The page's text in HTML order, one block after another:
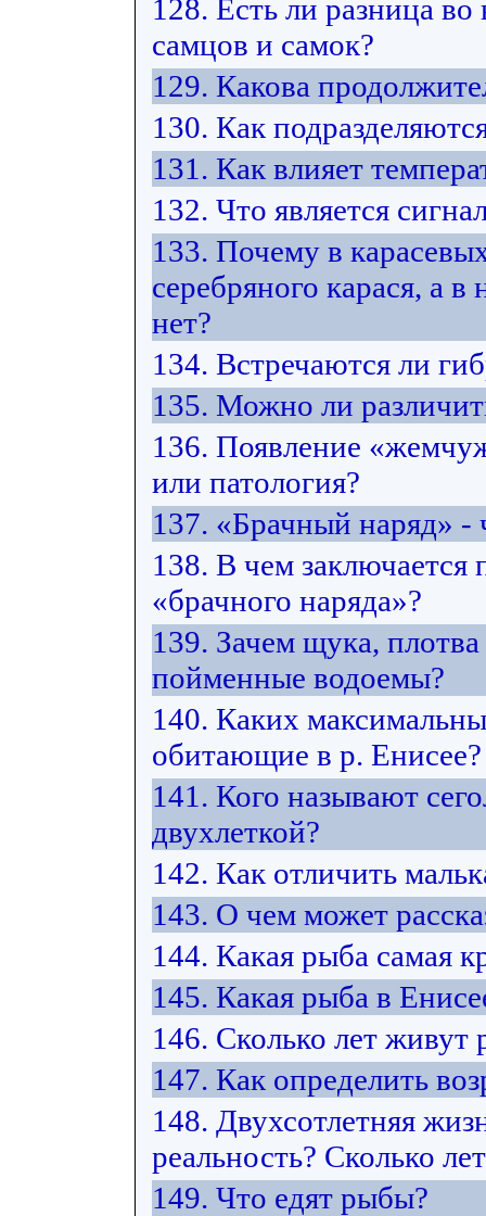
128. Есть ли разница
самцов и самок?
129. Какова
130. Как
131. Как влияет
132. Что является
133. Почему в
серебряного карася, а
нет?
134. Встречаются ли
135. Можно ли
136. Появление
или патология?
137. «Брачный наряд» -
138. В чем заключается
«брачного наряда»?
139. Зачем щука,
пойменные водоемы?
140. Каких
обитающие в р. Енисее?
141. Кого называют
двухлеткой?
142. Как отличить
143. О чем может
144. Какая рыба самая
145. Какая рыба в
146. Сколько лет живут
147. Как определить
148. Двухсотлетняя
реальность? Сколько
149. Что едят рыбы?